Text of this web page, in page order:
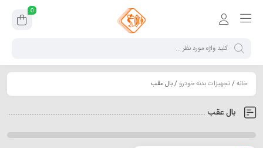
0
خانه/تجهیزات بدنه خودرو/ بال عقب
بال عقب